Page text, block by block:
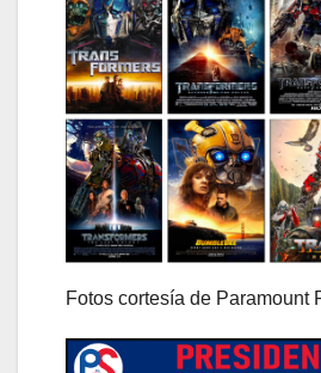
Fotos cortesía de Paramount